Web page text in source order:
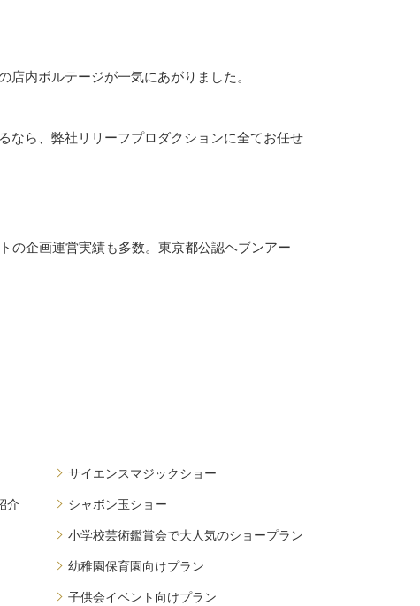
内ボルテージが一気にあがりました。
なら、弊社リリーフプロダクションに全てお任せ
の企画運営実績も多数。東京都公認ヘブンアー
介
サイエンスマジックショー
シャボン玉ショー
小学校芸術鑑賞会で大人気のショープラン
幼稚園保育園向けプラン
子供会イベント向けプラン